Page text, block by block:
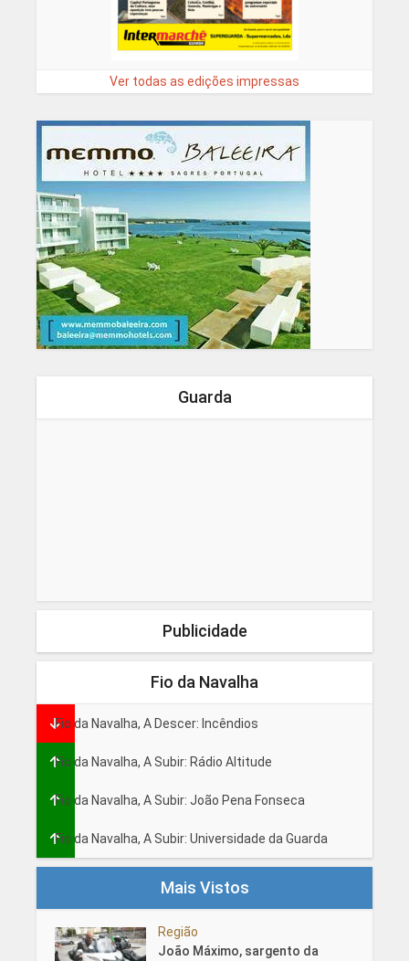
Ver todas as edições impressas
Guarda
Publicidade
Fio da Navalha
Fio da Navalha, A Descer: Incêndios
Fio da Navalha, A Subir: Rádio Altitude
Fio da Navalha, A Subir: João Pena Fonseca
Fio da Navalha, A Subir: Universidade da Guarda
Mais Vistos
Região
João Máximo, sargento da